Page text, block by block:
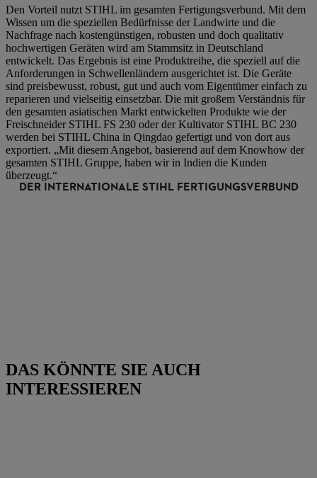
Den Vorteil nutzt STIHL im gesamten Fertigungsverbund. Mit dem
Wissen um die speziellen Bedürfnisse der Landwirte und die
Nachfrage nach kostengünstigen, robusten und doch qualitativ
hochwertigen Geräten wird am Stammsitz in Deutschland
entwickelt. Das Ergebnis ist eine Produktreihe, die speziell auf die
Anforderungen in Schwellenländern ausgerichtet ist. Die Geräte
sind preisbewusst, robust, gut und auch vom Eigentümer einfach zu
reparieren und vielseitig einsetzbar. Die mit großem Verständnis für
den gesamten asiatischen Markt entwickelten Produkte wie der
Freischneider STIHL FS 230 oder der Kultivator STIHL BC 230
werden bei STIHL China in Qingdao gefertigt und von dort aus
exportiert. „Mit diesem Angebot, basierend auf dem Knowhow der
gesamten STIHL Gruppe, haben wir in Indien die Kunden
überzeugt.“
DER INTERNATIONALE STIHL FERTIGUNGSVERBUND
DAS KÖNNTE SIE AUCH
INTERESSIEREN